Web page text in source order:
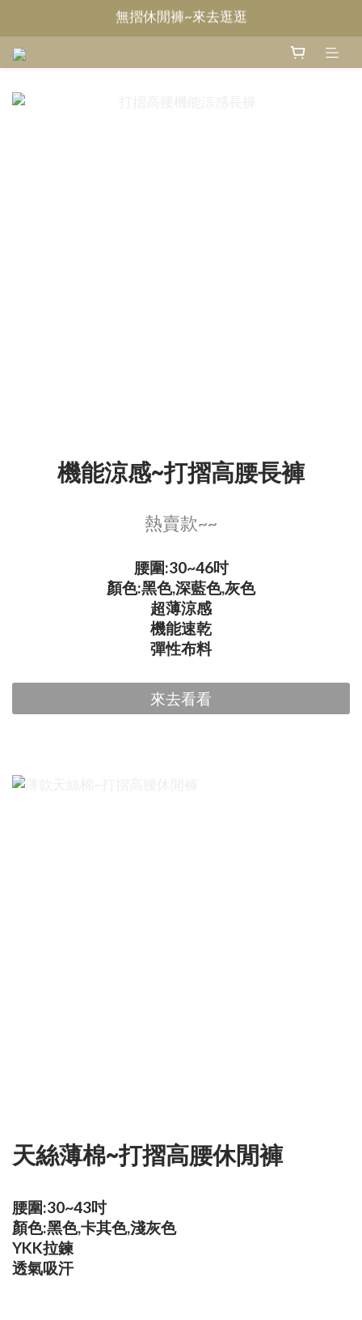
Welcome~甄褲
Welcome~甄褲
機能涼感~打摺高腰長褲
熱賣款~~
腰圍:30~46吋
顏色:黑色,深藍色,灰色
超薄涼感
機能速乾
彈性布料
來去看看
天絲薄棉~打摺高腰休閒褲
腰圍:30~43吋
顏色:黑色,卡其色,淺灰色
YKK拉鍊
透氣吸汗